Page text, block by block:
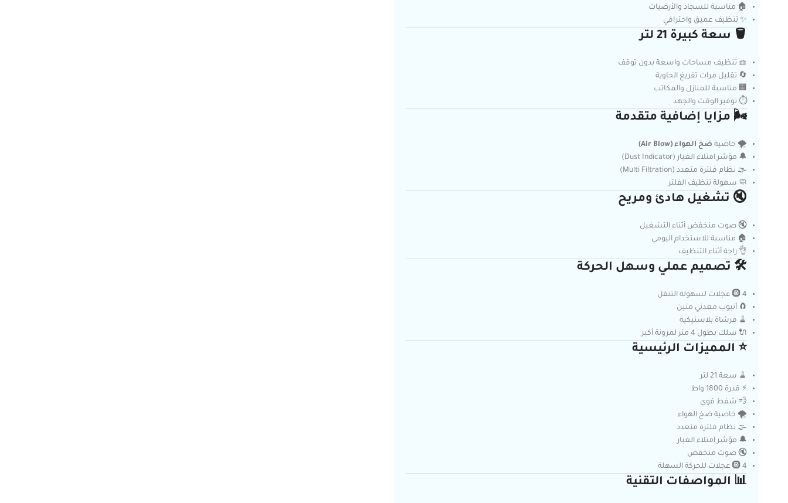
🏠 مناسبة للسجاد والأرضيات
✨ تنظيف عميق واحترافي
🪣 سعة كبيرة 21 لتر
🧺 تنظيف مساحات واسعة بدون توقف
🔄 تقليل مرات تفريغ الحاوية
🏢 مناسبة للمنازل والمكاتب
⏱️ توفير الوقت والجهد
🌬️ مزايا إضافية متقدمة
🌪️ خاصية ضخ الهواء (Air Blow)
🔔 مؤشر امتلاء الغبار (Dust Indicator)
🌫️ نظام فلترة متعدد (Multi Filtration)
🧼 سهولة تنظيف الفلتر
🔇 تشغيل هادئ ومريح
🔇 صوت منخفض أثناء التشغيل
🏠 مناسبة للاستخدام اليومي
👌 راحة أثناء التنظيف
🛠️ تصميم عملي وسهل الحركة
🛞 4 عجلات لسهولة التنقل
🧲 أنبوب معدني متين
🧹 فرشاة بلاستيكية
🔌 سلك بطول 4 متر لمرونة أكبر
⭐ المميزات الرئيسية
🧹 سعة 21 لتر
⚡ قدرة 1800 واط
💨 شفط قوي
🌪️ خاصية ضخ الهواء
🌫️ نظام فلترة متعدد
🔔 مؤشر امتلاء الغبار
🔇 صوت منخفض
🛞 4 عجلات للحركة السهلة
📊 المواصفات التقنية